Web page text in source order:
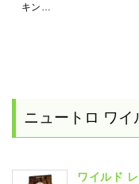
キン…
ニュートロ ワイ
ワイルド